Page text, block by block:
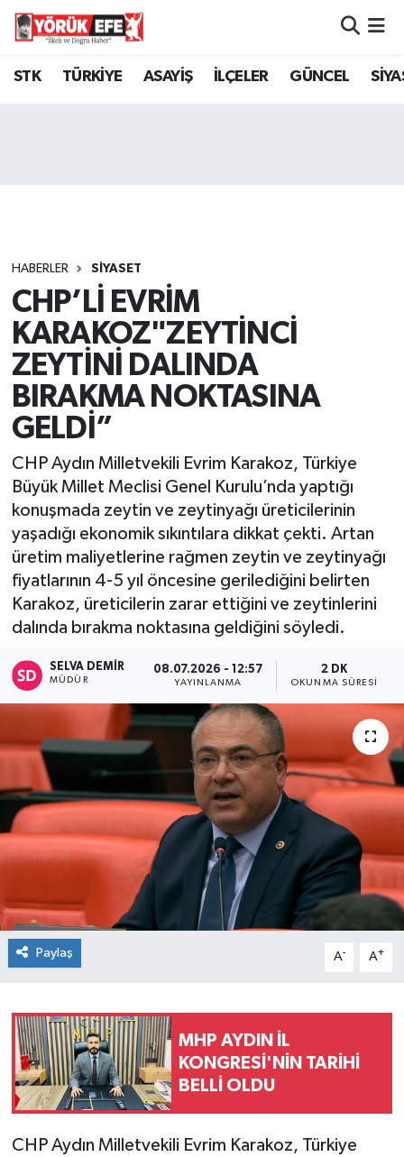
STK TÜRKİYE ASAYİŞ İLÇELER GÜNCEL
HABERLER SİYASET
CHP’Lİ EVRİM
KARAKOZ"ZEYTİNCİ
ZEYTİNİ DALINDA
BIRAKMA NOKTASINA
GELDİ”
CHP Aydın Milletvekili Evrim Karakoz, Türkiye
Büyük Millet Meclisi Genel Kurulu’nda yaptığı
konuşmada zeytin ve zeytinyağı üreticilerinin
yaşadığı ekonomik sıkıntılara dikkat çekti. Artan
üretim maliyetlerine rağmen zeytin ve zeytinyağı
fiyatlarının 4-5 yıl öncesine gerilediğini belirten
Karakoz, üreticilerin zarar ettiğini ve zeytinlerini
dalında bırakma noktasına geldiğini söyledi.
SELVA DEMIR
MÜDÜR
08.07.2026 - 12:57
YAYINLANMA
2 DK
OKUNMA SÜRESI
Paylaş A- A+
MHP AYDIN İL
KONGRESİ'NİN TARİHİ
BELLİ OLDU
CHP Aydın Milletvekili Evrim Karakoz, Türkiye
Aydın Nöbetçi Eczaneler
Tüm Manşetler
Son Dakika Haberleri
Haber Arşivi